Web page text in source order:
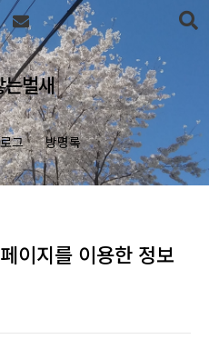
벌새
그 방명록
이지를 이용한 정보